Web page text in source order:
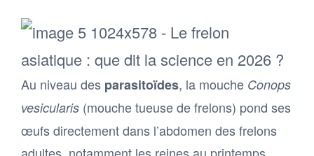
Au niveau des parasitoïdes, la mouche Conops
vesicularis (mouche tueuse de frelons) pond ses
œufs directement dans l’abdomen des frelons